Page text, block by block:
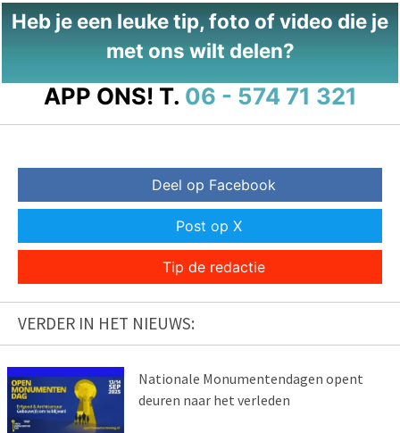
Heb je een leuke tip, foto of video die je
met ons wilt delen?
APP ONS! T. 06 - 574 71 321
Deel op Facebook
Post op X
Tip de redactie
VERDER IN HET NIEUWS:
Nationale Monumentendagen opent
deuren naar het verleden